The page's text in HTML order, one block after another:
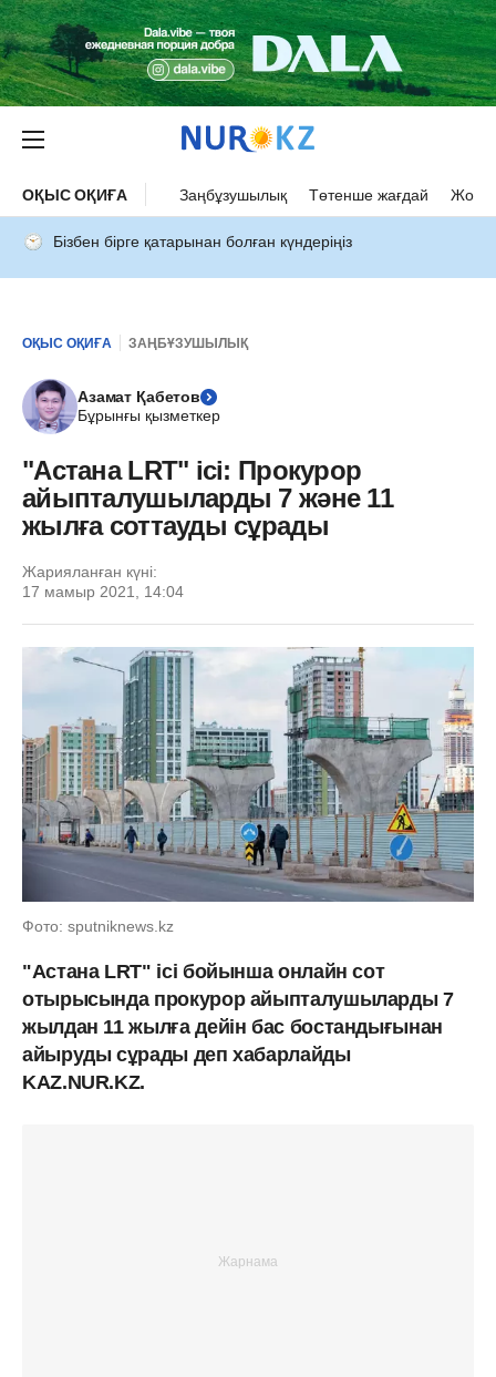
ОҚЫС ОҚИҒА Заңбұзушылық Төтенше жағдай Жол
Бізбен бірге қатарынан болған күндеріңіз
ОҚЫС ОҚИҒА ЗАҢБҰЗУШЫЛЫҚ
Азамат Қабетов
Бұрынғы қызметкер
"Астана LRT" ісі: Прокурор
айыпталушыларды 7 және 11
жылға соттауды сұрады
Жарияланған күні:
17 мамыр 2021, 14:04
Фото: sputniknews.kz
"Астана LRT" ісі бойынша онлайн сот
отырысында прокурор айыпталушыларды 7
жылдан 11 жылға дейін бас бостандығынан
айыруды сұрады деп хабарлайды
KAZ.NUR.KZ.